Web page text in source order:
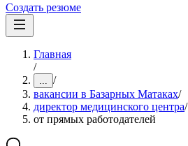
Создать резюме
Главная
/
... /
вакансии в Базарных Матаках/
директор медицинского центра/
от прямых работодателей